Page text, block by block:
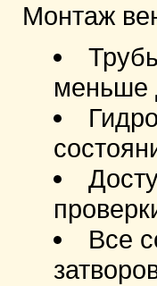
Монтаж
меньше
Все